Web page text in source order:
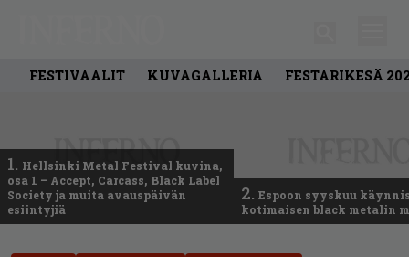
FESTIVAALIT KUVAGALLERIA FESTARIKESÄ
1. Hellsinki Metal Festival kuvina,
osa 1 – Accept, Carcass, Black Label
Society ja muita avauspäivän
esiintyjiä
2. Espoon syyskuu
kotimaisen black metalin